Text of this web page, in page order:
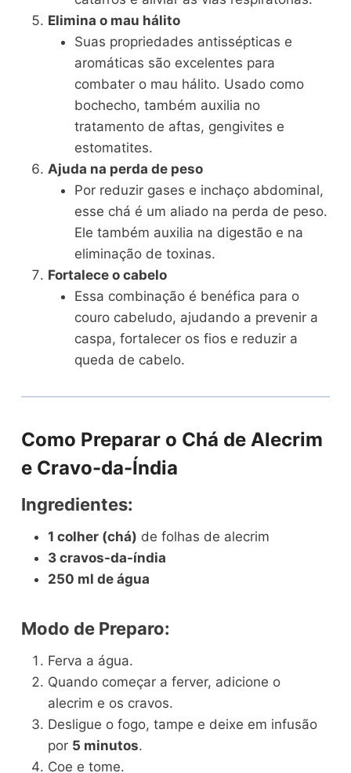
Elimina o mau hálito
Suas propriedades antissépticas e
aromáticas são excelentes para
combater o mau hálito. Usado como
bochecho, também auxilia no
tratamento de aftas, gengivites e
estomatites.
Ajuda na perda de peso
Por reduzir gases e inchaço abdominal,
esse chá é um aliado na perda de peso.
Ele também auxilia na digestão e na
eliminação de toxinas.
Fortalece o cabelo
Essa combinação é benéfica para o
couro cabeludo, ajudando a prevenir a
caspa, fortalecer os fios e reduzir a
queda de cabelo.
Como Preparar o Chá de Alecrim
e Cravo-da-Índia
Ingredientes:
1 colher (chá) de folhas de alecrim
3 cravos-da-índia
250 ml de água
Modo de Preparo:
Ferva a água.
Quando começar a ferver, adicione o
alecrim e os cravos.
Desligue o fogo, tampe e deixe em infusão
por 5 minutos.
Coe e tome.